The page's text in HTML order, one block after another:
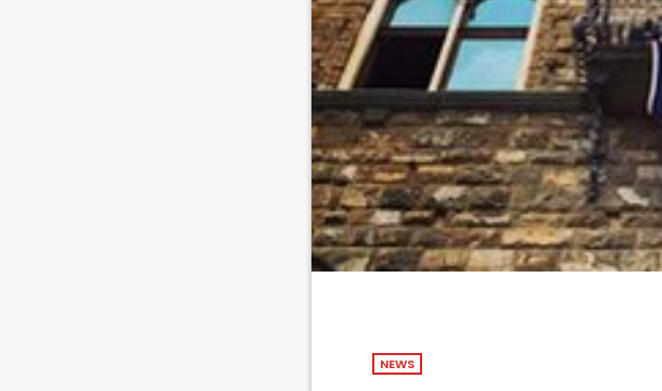
NEWS